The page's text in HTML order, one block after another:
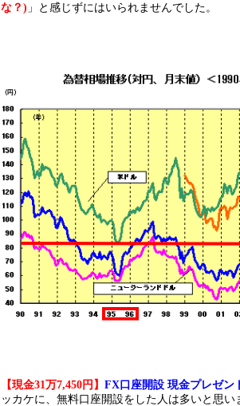
な？) 」と感じずにはいられませんでした。
【現金31万7,450円】 FX口座開設 現金プレゼン
ッカケに、無料口座開設をした人は多いと思